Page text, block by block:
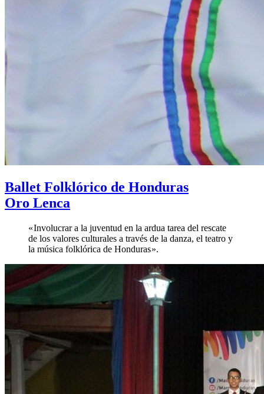
Ballet Folklórico de Honduras
Oro Lenca
« Involucrar a la juventud en la ardua tarea del rescate
de los valores culturales a través de la danza, el teatro y
la música folklórica de Honduras ».